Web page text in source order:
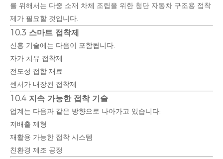
를 위해서는 다중 소재 차체 조립을 위한 첨단 자동차 구조용 접착
제가 필요할 것입니다.
10.3 스마트 접착제
신흥 기술에는 다음이 포함됩니다.
자가 치유 접착제
전도성 접합 재료
센서가 내장된 접착제
10.4 지속 가능한 접착 기술
업계는 다음과 같은 방향으로 나아가고 있습니다:
저배출 제형
재활용 가능한 접착 시스템
친환경 제조 공정